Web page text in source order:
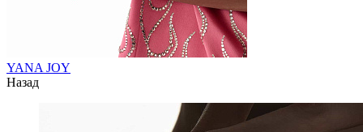
YANA JOY
Назад